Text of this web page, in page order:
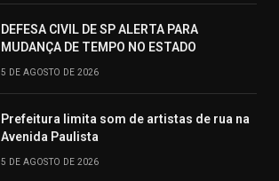
DEFESA CIVIL DE SP ALERTA PARA
MUDANÇA DE TEMPO NO ESTADO
5 DE AGOSTO DE 2026
Prefeitura limita som de artistas de rua na
Avenida Paulista
5 DE AGOSTO DE 2026